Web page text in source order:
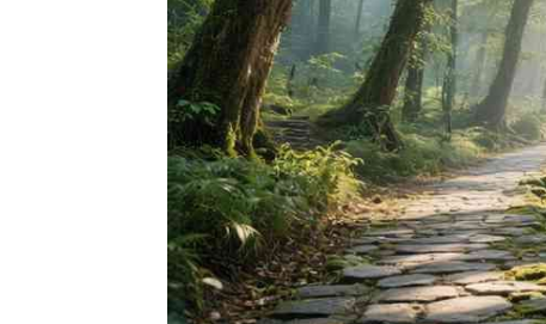
朋友说带我去喝茶，我以为就是路边找个茶馆坐坐，结果
岭，最后在一个牌坊前停下来。牌坊上写着“龙井村”三个
家家户户门前都摆着茶桌、晾着茶叶，空气里弥漫着炒豆
友轻车熟路地带我拐进一条小巷，到了一家连招牌都不太
戚一样招呼我们坐下。那天下午，我们就坐在二楼的露台
杯刚泡好的龙井，老板娘一边续水一边跟我们讲这片山、
来在杭州，“喝茶”从来不是解渴，而是一种生活方式。
龙井村的茶室，藏在巷子里的宝藏